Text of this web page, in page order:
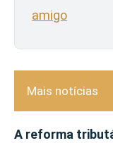
amigo
Mais notícias
A reforma